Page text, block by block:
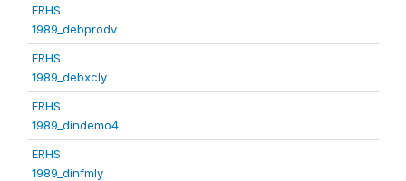
ERHS
1989_debprodv
ERHS
1989_debxcly
ERHS
1989_dindemo4
ERHS
1989_dinfmly